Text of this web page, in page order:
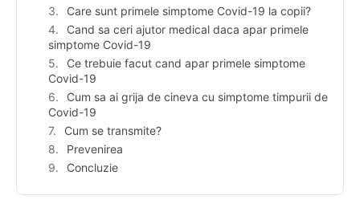
Care sunt primele simptome Covid-19 la copii?
Cand sa ceri ajutor medical daca apar primele
simptome Covid-19
Ce trebuie facut cand apar primele simptome
Covid-19
Cum sa ai grija de cineva cu simptome timpurii de
Covid-19
Cum se transmite?
Prevenirea
Concluzie